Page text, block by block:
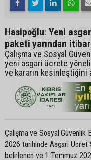
Hasipoğlu: Yeni
paketi yarından
Çalışma ve Sosyal
yeni asgari ücrete
ve kararın kesinleştiğini
Çalışma ve Sosyal Güvenlik
2026 tarihinde Asgari Ücret
belirlenen ve 1 Temmuz